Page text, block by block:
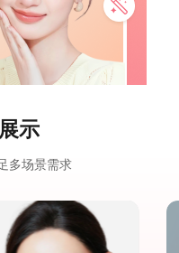
展示
多场景需求